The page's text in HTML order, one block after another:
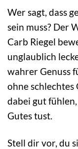
Wer sagt, dass
sein muss? Der
Carb Riegel
unglaublich
wahrer Genuss
ohne schlechtes
dabei gut
Gutes tust.
Stell dir vor, du